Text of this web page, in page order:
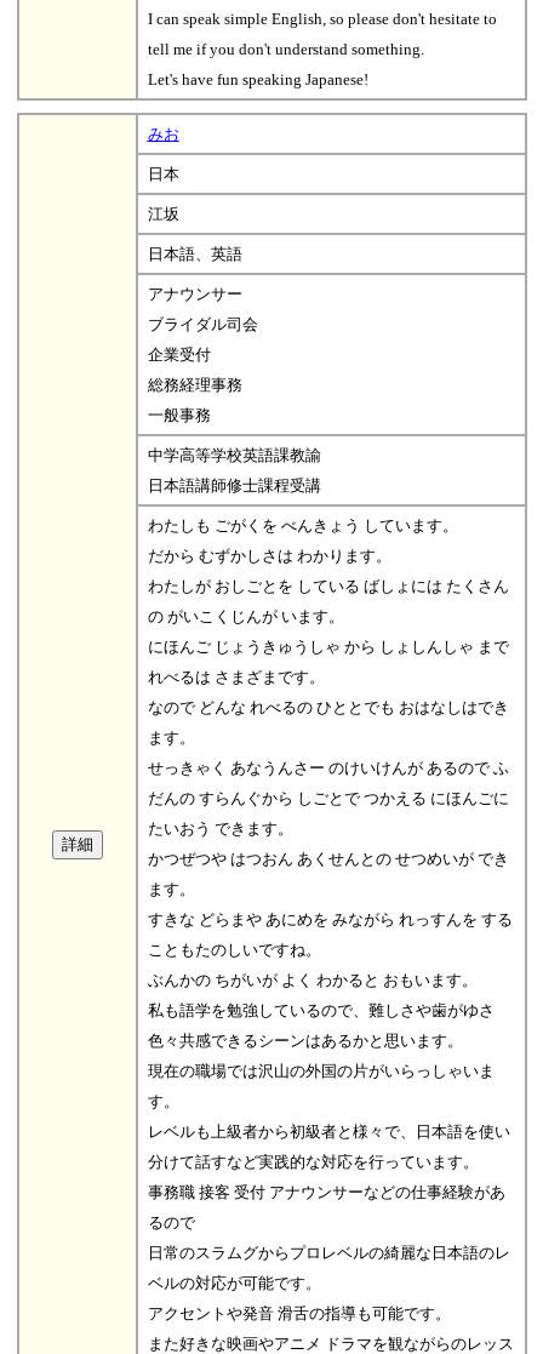
I can speak simple English, so please don't hesitate to
tell me if you don't understand something.
Let's have fun speaking Japanese!
みお
日本
江坂
日本語、英語
アナウンサー
ブライダル司会
企業受付
総務経理事務
一般事務
中学高等学校英語課教諭
日本語講師修士課程受講
わたしも ごがくを べんきょう しています。
だから むずかしさは わかります。
わたしが おしごとを している ばしょには たくさん
の がいこくじんが います。
にほんご じょうきゅうしゃ から しょしんしゃ まで
れべるは さまざまです。
なので どんな れべるの ひととでも おはなしはでき
ます。
せっきゃく あなうんさー のけいけんが あるので ふ
だんの すらんぐから しごとで つかえる にほんごに
たいおう できます。
かつぜつや はつおん あくせんとの せつめいが でき
ます。
すきな どらまや あにめを みながら れっすんを する
こともたのしいですね。
ぶんかの ちがいが よく わかると おもいます。
私も語学を勉強しているので、難しさや歯がゆさ
色々共感できるシーンはあるかと思います。
現在の職場では沢山の外国の片がいらっしゃいま
す。
レベルも上級者から初級者と様々で、日本語を使い
分けて話すなど実践的な対応を行っています。
事務職 接客 受付 アナウンサーなどの仕事経験があ
るので
日常のスラムグからプロレベルの綺麗な日本語のレ
ベルの対応が可能です。
アクセントや発音 滑舌の指導も可能です。
また好きな映画やアニメ ドラマを観ながらのレッス